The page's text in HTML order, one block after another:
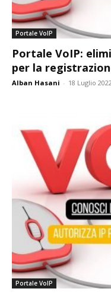
Portale VoIP
Portale VoIP:
per la
Alban Hasani - 18 Luglio
Portale VoIP